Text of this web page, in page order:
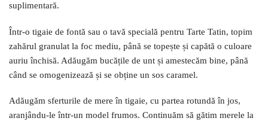
suplimentară.
Într-o tigaie de fontă sau o tavă specială pentru Tarte Tatin, topim
zahărul granulat la foc mediu, până se topește și capătă o culoare
auriu închisă. Adăugăm bucățile de unt și amestecăm bine, până
când se omogenizează și se obține un sos caramel.
Adăugăm sferturile de mere în tigaie, cu partea rotundă în jos,
aranjându-le într-un model frumos. Continuăm să gătim merele la